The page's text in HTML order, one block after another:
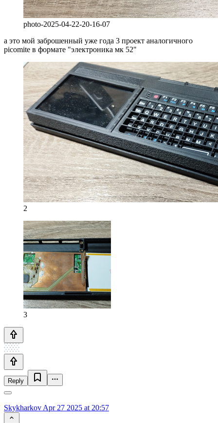
photo-2025-04-22-20-16-07
а это мой заброшенный уже года 3 проект аналогичного
picomite в формате "электроника мк 52"
2
3
Reply
Skykharkov Apr 27 2025 at 20:57